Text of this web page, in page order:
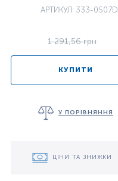
АРТИКУЛ: 333-0507D
1 291,56 грн
КУПИТИ
У ПОРІВНЯННЯ
ЦІНИ ТА ЗНИЖКИ